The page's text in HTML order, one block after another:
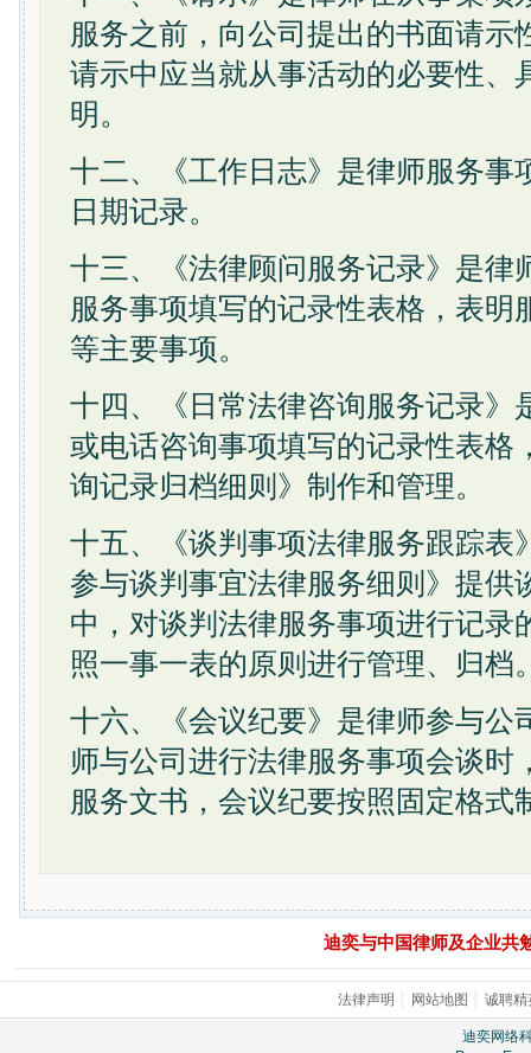
服务之前，向公司提出的书面请示
请示中应当就从事活动的必要性、
明。
十二、《工作日志》是律师服务事
日期记录。
十三、《法律顾问服务记录》是律
服务事项填写的记录性表格，表明
等主要事项。
十四、《日常法律咨询服务记录》
或电话咨询事项填写的记录性表格
询记录归档细则》制作和管理。
十五、《谈判事项法律服务跟踪表
参与谈判事宜法律服务细则》提供
中，对谈判法律服务事项进行记录
照一事一表的原则进行管理、归档
十六、《会议纪要》是律师参与公
师与公司进行法律服务事项会谈时
服务文书，会议纪要按照固定格式
迪奕与中国律师及企业共
法律声明 网站地图 │诚聘精
迪奕网络